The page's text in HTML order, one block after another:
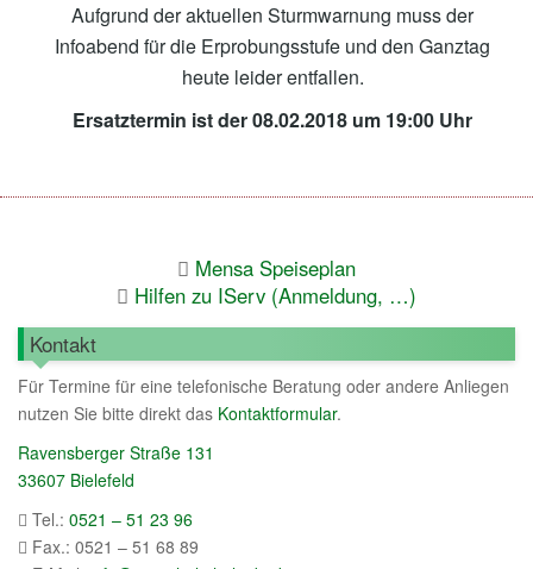
Aufgrund der aktuellen Sturmwarnung muss der
Infoabend für die Erprobungsstufe und den Ganztag
heute leider entfallen.
Ersatztermin ist der 08.02.2018 um 19:00 Uhr
Mensa Speiseplan
Hilfen zu IServ (Anmeldung, …)
Kontakt
Für Termine für eine telefonische Beratung oder andere Anliegen
nutzen Sie bitte direkt das Kontaktformular.
Ravensberger Straße 131
33607 Bielefeld
Tel.: 0521 – 51 23 96
Fax.: 0521 – 51 68 89